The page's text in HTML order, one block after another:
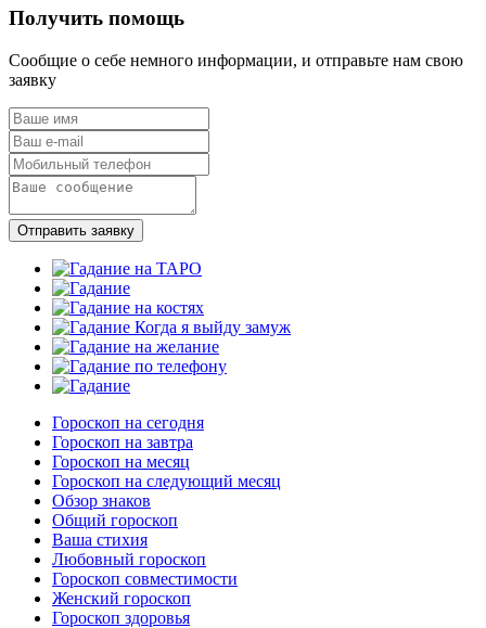
Получить помощь
Сообщие о себе немного информации, и отправьте нам свою
заявку
Отправить заявку
Гороскоп на сегодня
Гороскоп на завтра
Гороскоп на месяц
Гороскоп на следующий месяц
Обзор знаков
Общий гороскоп
Ваша стихия
Любовный гороскоп
Гороскоп совместимости
Женский гороскоп
Гороскоп здоровья